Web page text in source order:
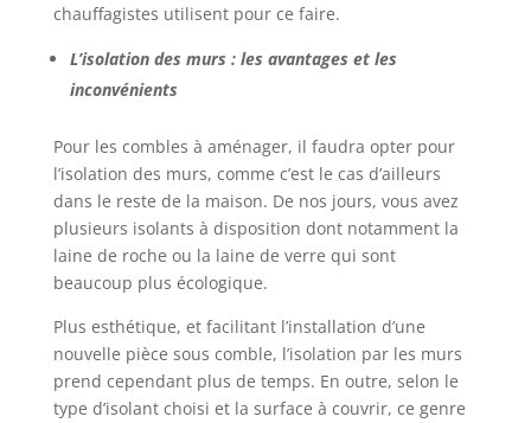
chauffagistes utilisent pour ce faire.
L’isolation des murs : les avantages et les
inconvénients
Pour les combles à aménager, il faudra opter pour
l’isolation des murs, comme c’est le cas d’ailleurs
dans le reste de la maison. De nos jours, vous avez
plusieurs isolants à disposition dont notamment la
laine de roche ou la laine de verre qui sont
beaucoup plus écologique.
Plus esthétique, et facilitant l’installation d’une
nouvelle pièce sous comble, l’isolation par les murs
prend cependant plus de temps. En outre, selon le
type d’isolant choisi et la surface à couvrir, ce genre